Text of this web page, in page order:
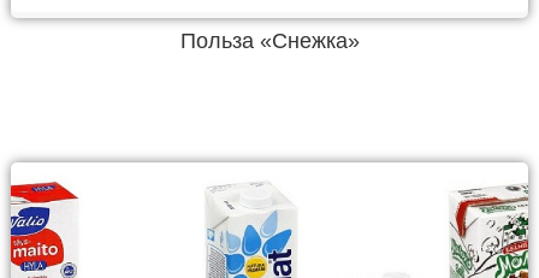
Польза «Снежка»